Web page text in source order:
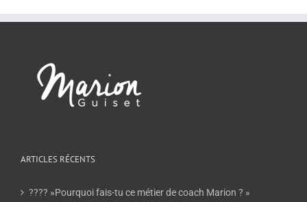
ARTICLES RÉCENTS
???? »Pourquoi fais-tu ce métier de coach Marion ? »